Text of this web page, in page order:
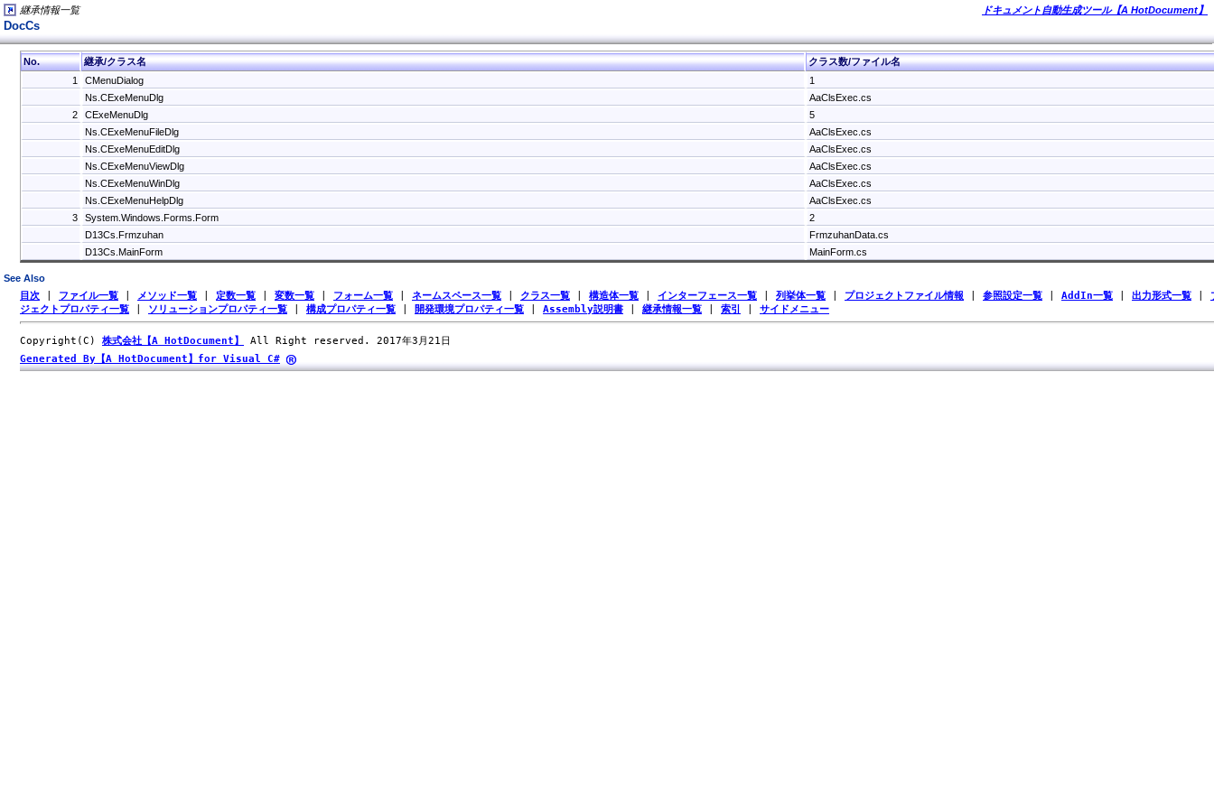
継承情報一覧 ドキュメント自動生成ツール【A HotDocument】
DocCs
No. 継承/クラス名
クラス数/ファイル名
1
CMenuDialog
1
Ns.CExeMenuDlg
AaClsExec.cs
2
CExeMenuDlg
5
Ns.CExeMenuFileDlg
AaClsExec.cs
Ns.CExeMenuEditDlg
AaClsExec.cs
Ns.CExeMenuViewDlg
AaClsExec.cs
Ns.CExeMenuWinDlg
AaClsExec.cs
Ns.CExeMenuHelpDlg
AaClsExec.cs
3
System.Windows.Forms.Form
2
D13Cs.Frmzuhan
FrmzuhanData.cs
D13Cs.MainForm
MainForm.cs
See Also
目次 ファイル一覧 メソッド一覧 定数一覧 変数一覧 フォーム一覧 ネームスペース一覧 クラス一覧 構造体一覧 インターフェース一覧 列挙体一覧 プロジェクトファイル情報 参照設定一覧 AddIn一覧 出力形式一覧
ジェクトプロパティ一覧
ソリューションプロパティ一覧 構成プロパティ一覧 開発環境プロパティ一覧 Assembly説明書 継承情報一覧 索引 サイドメニュー
Copyright(C) 株式会社【A HotDocument】
All Right reserved. 2017年3月21日
Generated By【A HotDocument】for Visual C#